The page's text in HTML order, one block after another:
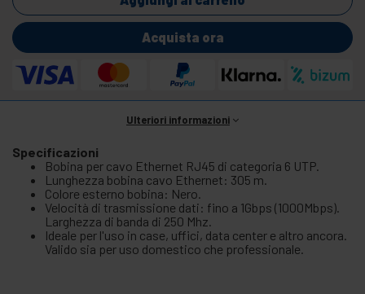
Acquista ora
Ulteriori informazioni
Specificazioni
Bobina per cavo Ethernet RJ45 di categoria 6 UTP.
Lunghezza bobina cavo Ethernet: 305 m.
Colore esterno bobina: Nero.
Velocità di trasmissione dati: fino a 1Gbps (1000Mbps).
Larghezza di banda di 250 Mhz.
Ideale per l'uso in case, uffici, data center e altro ancora.
Valido sia per uso domestico che professionale.